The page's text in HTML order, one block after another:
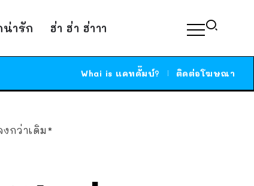
น่ารัก ฮ่า ฮ่า ฮ่าาา
Whai is แคทดั๊มบ์? ติดต่อโฆษณา
กว่าเดิม*